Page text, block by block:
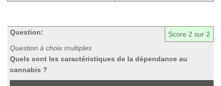
Score 2 sur 2
Question:
Question à choix multiples
Quels sont les caractéristiques de la dépendance au
cannabis ?